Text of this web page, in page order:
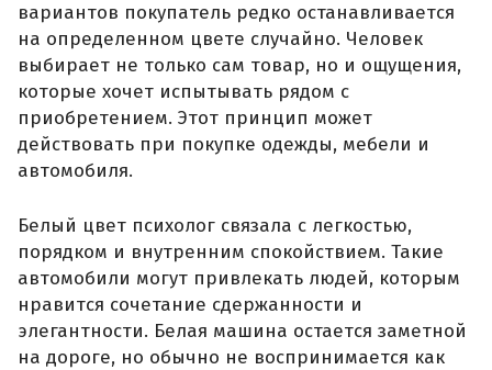
вариантов покупатель редко останавливается
на определенном цвете случайно. Человек
выбирает не только сам товар, но и ощущения,
которые хочет испытывать рядом с
приобретением. Этот принцип может
действовать при покупке одежды, мебели и
автомобиля.
Белый цвет психолог связала с легкостью,
порядком и внутренним спокойствием. Такие
автомобили могут привлекать людей, которым
нравится сочетание сдержанности и
элегантности. Белая машина остается заметной
на дороге, но обычно не воспринимается как